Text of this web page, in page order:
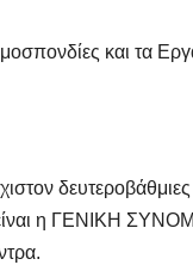
και τα
η ΓΕΝΙΚΗ